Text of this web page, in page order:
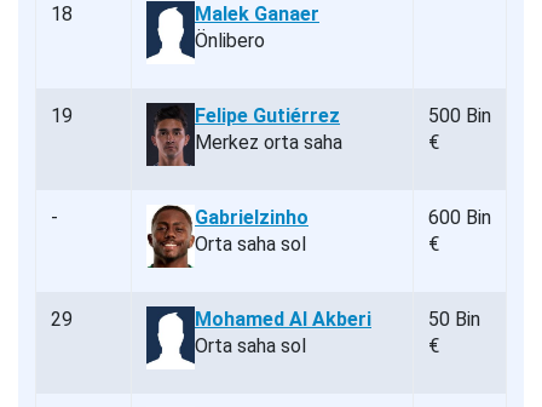
18
Malek Ganaer
Önlibero
19
Felipe Gutiérrez
Merkez orta saha
500 Bin
€
-
Gabrielzinho
Orta saha sol
600 Bin
€
29
Mohamed Al Akberi
Orta saha sol
50 Bin
€